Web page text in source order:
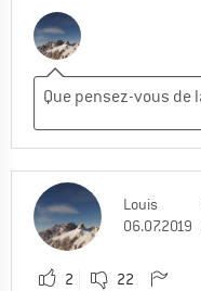
Louis
06.07.2019
2 22